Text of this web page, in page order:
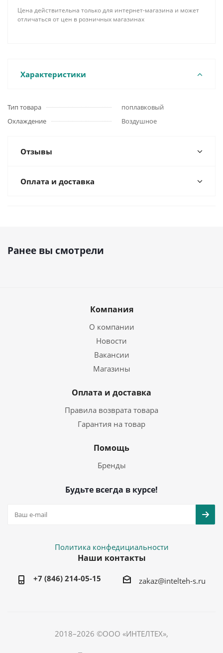
Цена действительна только для интернет-магазина и может
отличаться от цен в розничных магазинах
Характеристики
Тип товара
поплавковый
Охлаждение
Воздушное
Отзывы
Оплата и доставка
Ранее вы смотрели
Компания
О компании
Новости
Вакансии
Магазины
Оплата и доставка
Правила возврата товара
Гарантия на товар
Помощь
Бренды
Будьте всегда в курсе!
Политика конфедициальности
Наши контакты
+7 (846) 214-05-15 zakaz@intelteh-s.ru
2018–2026 ©ООО «ИНТЕЛТЕХ»,